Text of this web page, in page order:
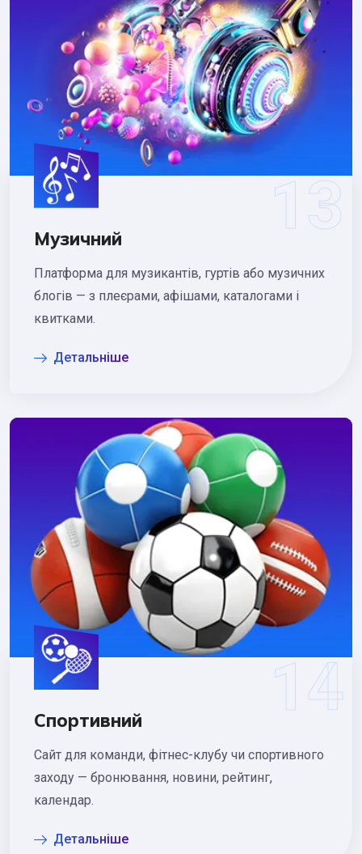
Музичний
Платформа для музикантів, гуртів або музичних
блогів — з плеєрами, афішами, каталогами і
квитками.
Детальніше
Спортивний
Сайт для команди, фітнес-клубу чи спортивного
заходу — бронювання, новини, рейтинг,
календар.
Детальніше